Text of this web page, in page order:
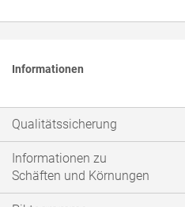
Informationen
Qualitätssicherung
Informationen zu
Schäften und Körnungen